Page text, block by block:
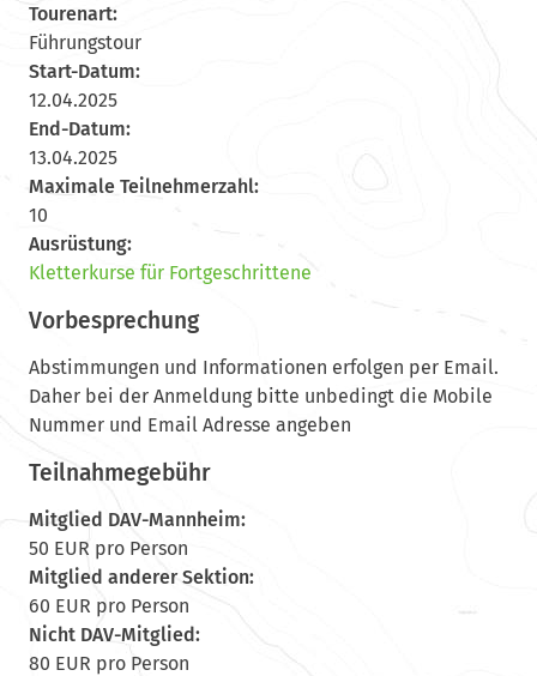
Tourenart:
Führungstour
Start-Datum:
12.04.2025
End-Datum:
13.04.2025
Maximale Teilnehmerzahl:
10
Ausrüstung:
Kletterkurse für Fortgeschrittene
Vorbesprechung
Abstimmungen und Informationen erfolgen per Email.
Daher bei der Anmeldung bitte unbedingt die Mobile
Nummer und Email Adresse angeben
Teilnahmegebühr
Mitglied DAV-Mannheim:
50 EUR pro Person
Mitglied anderer Sektion:
60 EUR pro Person
Nicht DAV-Mitglied:
80 EUR pro Person